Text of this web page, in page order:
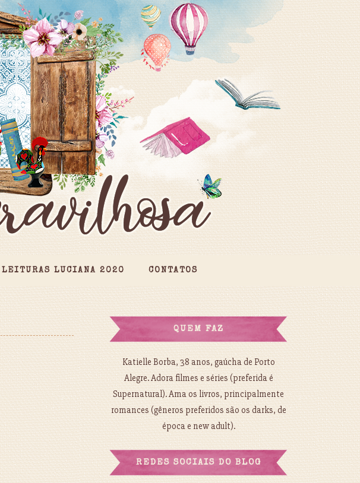
LEITURAS LUCIANA 2020 CONTATOS
QUEM FAZ
Katielle Borba, 38 anos, gaúcha de Porto
Alegre. Adora filmes e séries (preferida é
Supernatural). Ama os livros, principalmente
romances (gêneros preferidos são os darks, de
época e new adult).
REDES SOCIAIS DO BLOG